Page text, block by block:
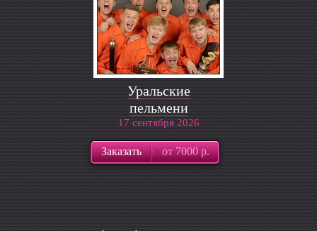
Уральские
пельмени
17 сентября 2026
Заказать от 7000 р.